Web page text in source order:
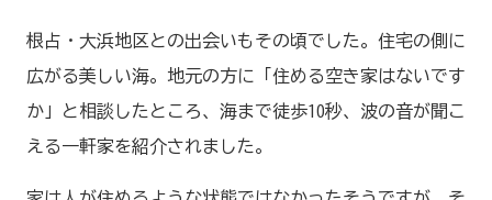
根占・大浜地区との出会いもその頃でした。住宅の側に
広がる美しい海。地元の方に「住める空き家はないです
か」と相談したところ、海まで徒歩10秒、波の音が聞こ
える一軒家を紹介されました。